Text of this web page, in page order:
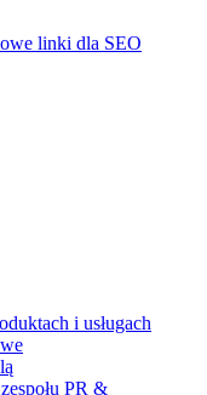
linki dla SEO
i usługach
PR &